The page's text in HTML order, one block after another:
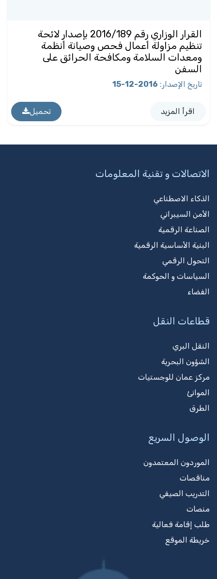
القرار الوزاري رقم 2016/189 بإصدار لائحة
تنظيم مزاولة أعمال فحص وصيانة أنظمة
ومعدات السلامة ومكافحة الحرائق على
السفن
تاريخ الإصدار :
2016-12-15
اقرأ المزيد تحميل
الاتصالات و تقنية المعلومات
الذكاء الاصطناعي
الأمن السيبراني
الصناعة الرقمية
البنية الأساسية الرقمية
التحول الرقمي
السياسات و الحوكمة
الفضاء
قطاعات النقل
النقل البري
الشؤون البحرية
مركز عمان للوجستيات
الموانئ
الطرق
الوصول السريع
الموردون المعتمدون
مناقصات
التدريب الصيفي
منصات
طلب إقامة فعالية
خريطة الموقع